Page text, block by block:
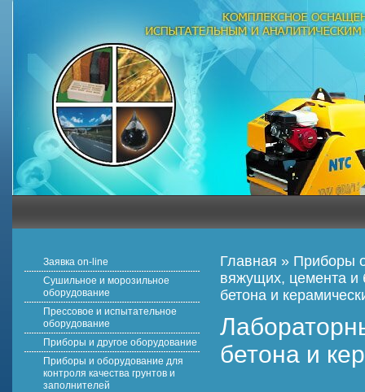
Заявка on-line
Сушильное и морозильное
оборудование
Прессовое и испытательное
оборудование
Приборы и другое оборудование
Приборы и оборудование для
контроля качества грунтов и
заполнителей
Главная » Приборы
вяжущих, цемента и
бетона и
бетона и